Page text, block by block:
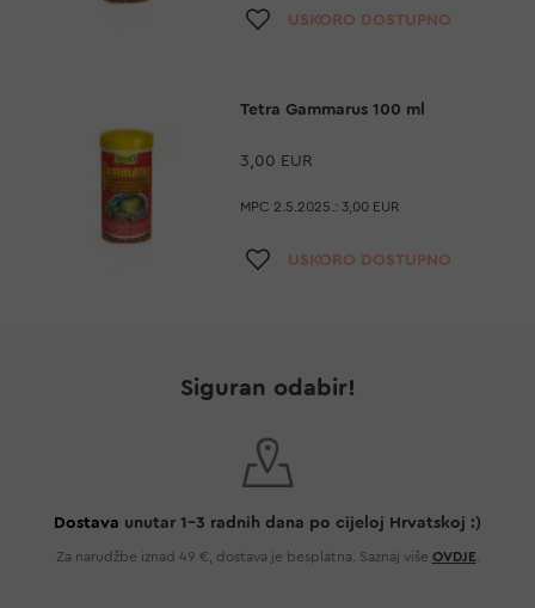
Dodaj na listu želja
USKORO DOSTUPNO
Tetra Gammarus 100 ml
3,00 EUR
MPC 2.5.2025.: 3,00 EUR
Dodaj na listu želja
USKORO DOSTUPNO
Siguran odabir!
Dostava unutar 1-3 radnih dana po cijeloj Hrvatskoj :)
Za narudžbe iznad 49 €, dostava je besplatna. Saznaj više OVDJE